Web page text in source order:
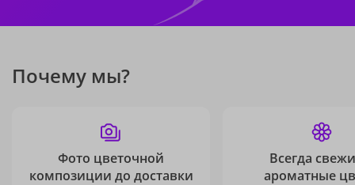
Почему мы?
Фото цветочной
композиции до доставки
Всегда
ароматные